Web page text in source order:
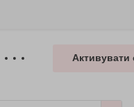
Активувати